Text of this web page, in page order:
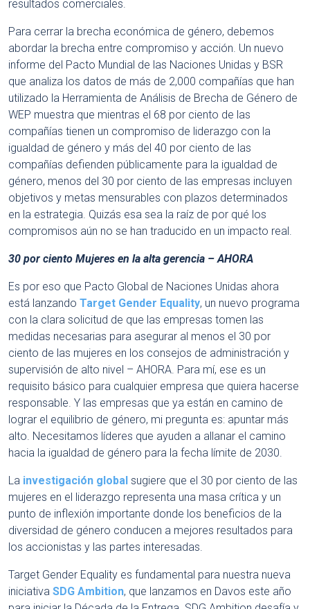
resultados comerciales.
Para cerrar la brecha económica de género, debemos
abordar la brecha entre compromiso y acción. Un nuevo
informe del Pacto Mundial de las Naciones Unidas y BSR
que analiza los datos de más de 2,000 compañías que han
utilizado la Herramienta de Análisis de Brecha de Género de
WEP muestra que mientras el 68 por ciento de las
compañías tienen un compromiso de liderazgo con la
igualdad de género y más del 40 por ciento de las
compañías defienden públicamente para la igualdad de
género, menos del 30 por ciento de las empresas incluyen
objetivos y metas mensurables con plazos determinados
en la estrategia. Quizás esa sea la raíz de por qué los
compromisos aún no se han traducido en un impacto real.
30 por ciento Mujeres en la alta gerencia – AHORA
Es por eso que Pacto Global de Naciones Unidas ahora
está lanzando Target Gender Equality, un nuevo programa
con la clara solicitud de que las empresas tomen las
medidas necesarias para asegurar al menos el 30 por
ciento de las mujeres en los consejos de administración y
supervisión de alto nivel – AHORA. Para mí, ese es un
requisito básico para cualquier empresa que quiera hacerse
responsable. Y las empresas que ya están en camino de
lograr el equilibrio de género, mi pregunta es: apuntar más
alto. Necesitamos líderes que ayuden a allanar el camino
hacia la igualdad de género para la fecha límite de 2030.
La investigación global sugiere que el 30 por ciento de las
mujeres en el liderazgo representa una masa crítica y un
punto de inflexión importante donde los beneficios de la
diversidad de género conducen a mejores resultados para
los accionistas y las partes interesadas.
Target Gender Equality es fundamental para nuestra nueva
iniciativa SDG Ambition, que lanzamos en Davos este año